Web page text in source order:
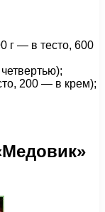
г — в тесто, 600
200 — в крем);